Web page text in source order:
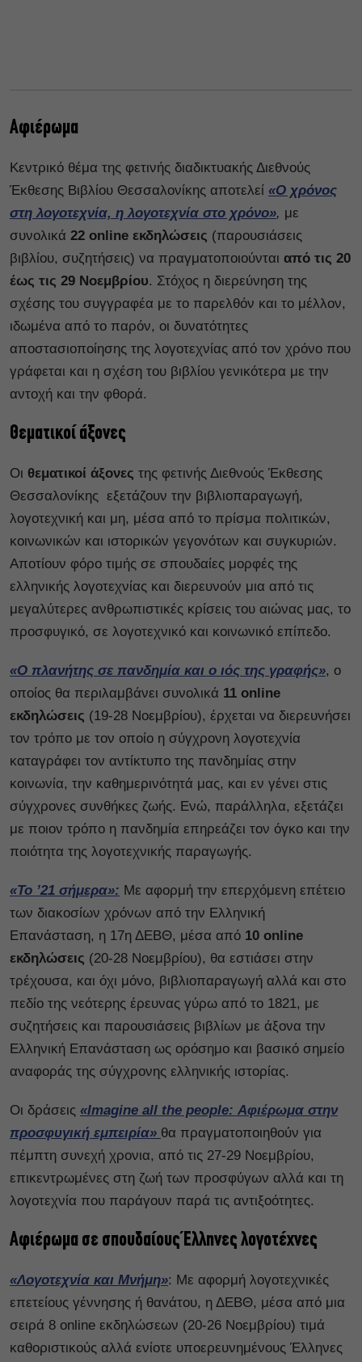
Αφιέρωμα
Κεντρικό θέμα της φετινής διαδικτυακής Διεθνούς
Έκθεσης Βιβλίου Θεσσαλονίκης αποτελεί «Ο χρόνος
στη λογοτεχνία, η λογοτεχνία στο χρόνο», με
συνολικά 22 online εκδηλώσεις (παρουσιάσεις
βιβλίου, συζητήσεις) να πραγματοποιούνται από τις 20
έως τις 29 Νοεμβρίου. Στόχος η διερεύνηση της
σχέσης του συγγραφέα με το παρελθόν και το μέλλον,
ιδωμένα από το παρόν, οι δυνατότητες
αποστασιοποίησης της λογοτεχνίας από τον χρόνο που
γράφεται και η σχέση του βιβλίου γενικότερα με την
αντοχή και την φθορά.
Θεματικοί άξονες
Οι θεματικοί άξονες της φετινής Διεθνούς Έκθεσης
Θεσσαλονίκης εξετάζουν την βιβλιοπαραγωγή,
λογοτεχνική και μη, μέσα από το πρίσμα πολιτικών,
κοινωνικών και ιστορικών γεγονότων και συγκυριών.
Αποτίουν φόρο τιμής σε σπουδαίες μορφές της
ελληνικής λογοτεχνίας και διερευνούν μια από τις
μεγαλύτερες ανθρωπιστικές κρίσεις του αιώνας μας, το
προσφυγικό, σε λογοτεχνικό και κοινωνικό επίπεδο.
«Ο πλανήτης σε πανδημία και ο ιός της γραφής», ο
οποίος θα περιλαμβάνει συνολικά 11 online
εκδηλώσεις (19-28 Νοεμβρίου), έρχεται να διερευνήσει
τον τρόπο με τον οποίο η σύγχρονη λογοτεχνία
καταγράφει τον αντίκτυπο της πανδημίας στην
κοινωνία, την καθημερινότητά μας, και εν γένει στις
σύγχρονες συνθήκες ζωής. Ενώ, παράλληλα, εξετάζει
με ποιον τρόπο η πανδημία επηρεάζει τον όγκο και την
ποιότητα της λογοτεχνικής παραγωγής.
«Το ’21 σήμερα»: Με αφορμή την επερχόμενη επέτειο
των διακοσίων χρόνων από την Ελληνική
Επανάσταση, η 17η ΔΕΒΘ, μέσα από 10 online
εκδηλώσεις (20-28 Νοεμβρίου), θα εστιάσει στην
τρέχουσα, και όχι μόνο, βιβλιοπαραγωγή αλλά και στο
πεδίο της νεότερης έρευνας γύρω από το 1821, με
συζητήσεις και παρουσιάσεις βιβλίων με άξονα την
Ελληνική Επανάσταση ως ορόσημο και βασικό σημείο
αναφοράς της σύγχρονης ελληνικής ιστορίας.
Οι δράσεις «Imagine all the people: Αφιέρωμα στην
προσφυγική εμπειρία» θα πραγματοποιηθούν για
πέμπτη συνεχή χρονια, από τις 27-29 Νοεμβρίου,
επικεντρωμένες στη ζωή των προσφύγων αλλά και τη
λογοτεχνία που παράγουν παρά τις αντιξοότητες.
Αφιέρωμα σε σπουδαίους Έλληνες λογοτέχνες
«Λογοτεχνία και Μνήμη»: Με αφορμή λογοτεχνικές
επετείους γέννησης ή θανάτου, η ΔΕΒΘ, μέσα από μια
σειρά 8 online εκδηλώσεων (20-26 Νοεμβρίου) τιμά
καθοριστικούς αλλά ενίοτε υποερευνημένους Έλληνες